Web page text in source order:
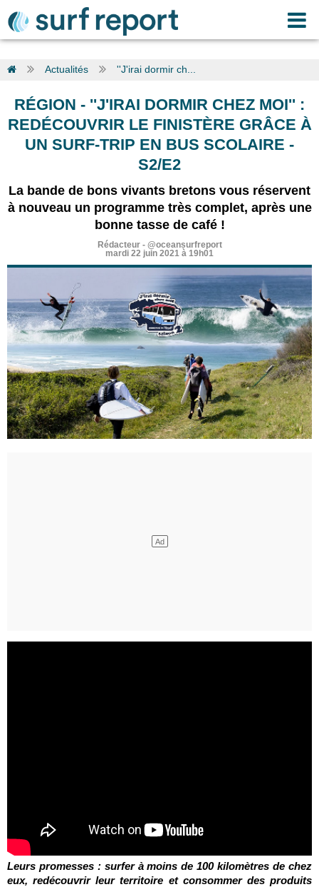
Actualités ''J'irai dormir ch...
RÉGION - ''J'IRAI DORMIR CHEZ MOI'' :
REDÉCOUVRIR LE FINISTÈRE GRÂCE À
UN SURF-TRIP EN BUS SCOLAIRE -
S2/E2
La bande de bons vivants bretons vous réservent
à nouveau un programme très complet, après une
bonne tasse de café !
Rédacteur- @oceansurfreport
mardi 22 juin 2021 à 19h01
Leurs promesses : surfer à moins de 100 kilomètres de chez
eux, redécouvrir leur territoire et consommer des produits